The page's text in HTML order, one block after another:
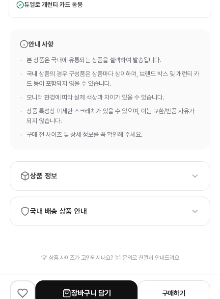
듀엘로 개런티 카드 동봉
안내 사항
본 상품은 국내에 유통되는 상품을 셀렉하여 발송됩니다.
국내 상품의 경우 구성품은 상품마다 상이하며, 브랜드 박스 및 개런티 카
드 등이 포함되지 않을 수 있습니다.
모니터 환경에 따라 실제 색상과 차이가 있을 수 있습니다.
상품 특성상 미세한 스크래치가 있을 수 있으며, 이는 교환/반품 사유가
되지 않습니다.
구매 전 사이즈 및 상세 정보를 꼭 확인해 주세요.
상품 정보
브랜드:CP COMPANY
국내 배송 상품 안내
발송 물류창고가 상이하여 신속한 배송을 위해 검수 사진이 제공
💡 상품 사이즈가 고민되시나요? 1:1 문의로 친절히 안내드려요
장바구니 담기 구매하기